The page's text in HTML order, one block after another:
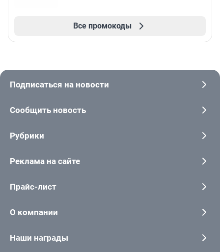
Все промокоды
Подписаться на новости
Сообщить новость
Рубрики
Реклама на сайте
Прайс-лист
О компании
Наши награды